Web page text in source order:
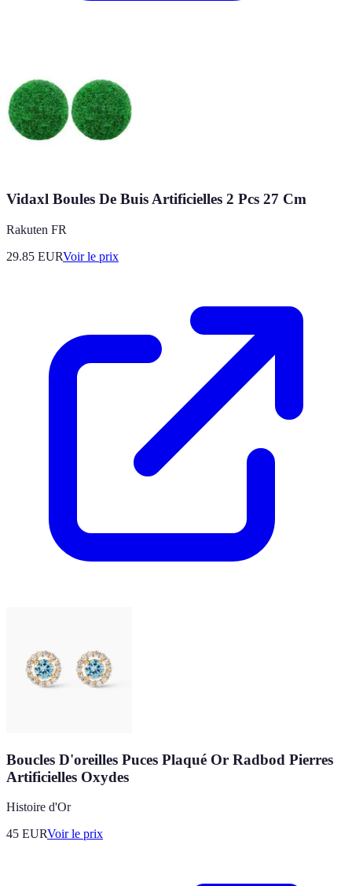
Vidaxl Boules De Buis Artificielles 2 Pcs 27 Cm
Rakuten FR
29.85 EURVoir le prix
Boucles D'oreilles Puces Plaqué Or Radbod Pierres
Artificielles Oxydes
Histoire d'Or
45 EURVoir le prix